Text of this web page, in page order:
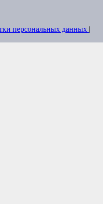
персональных данных |